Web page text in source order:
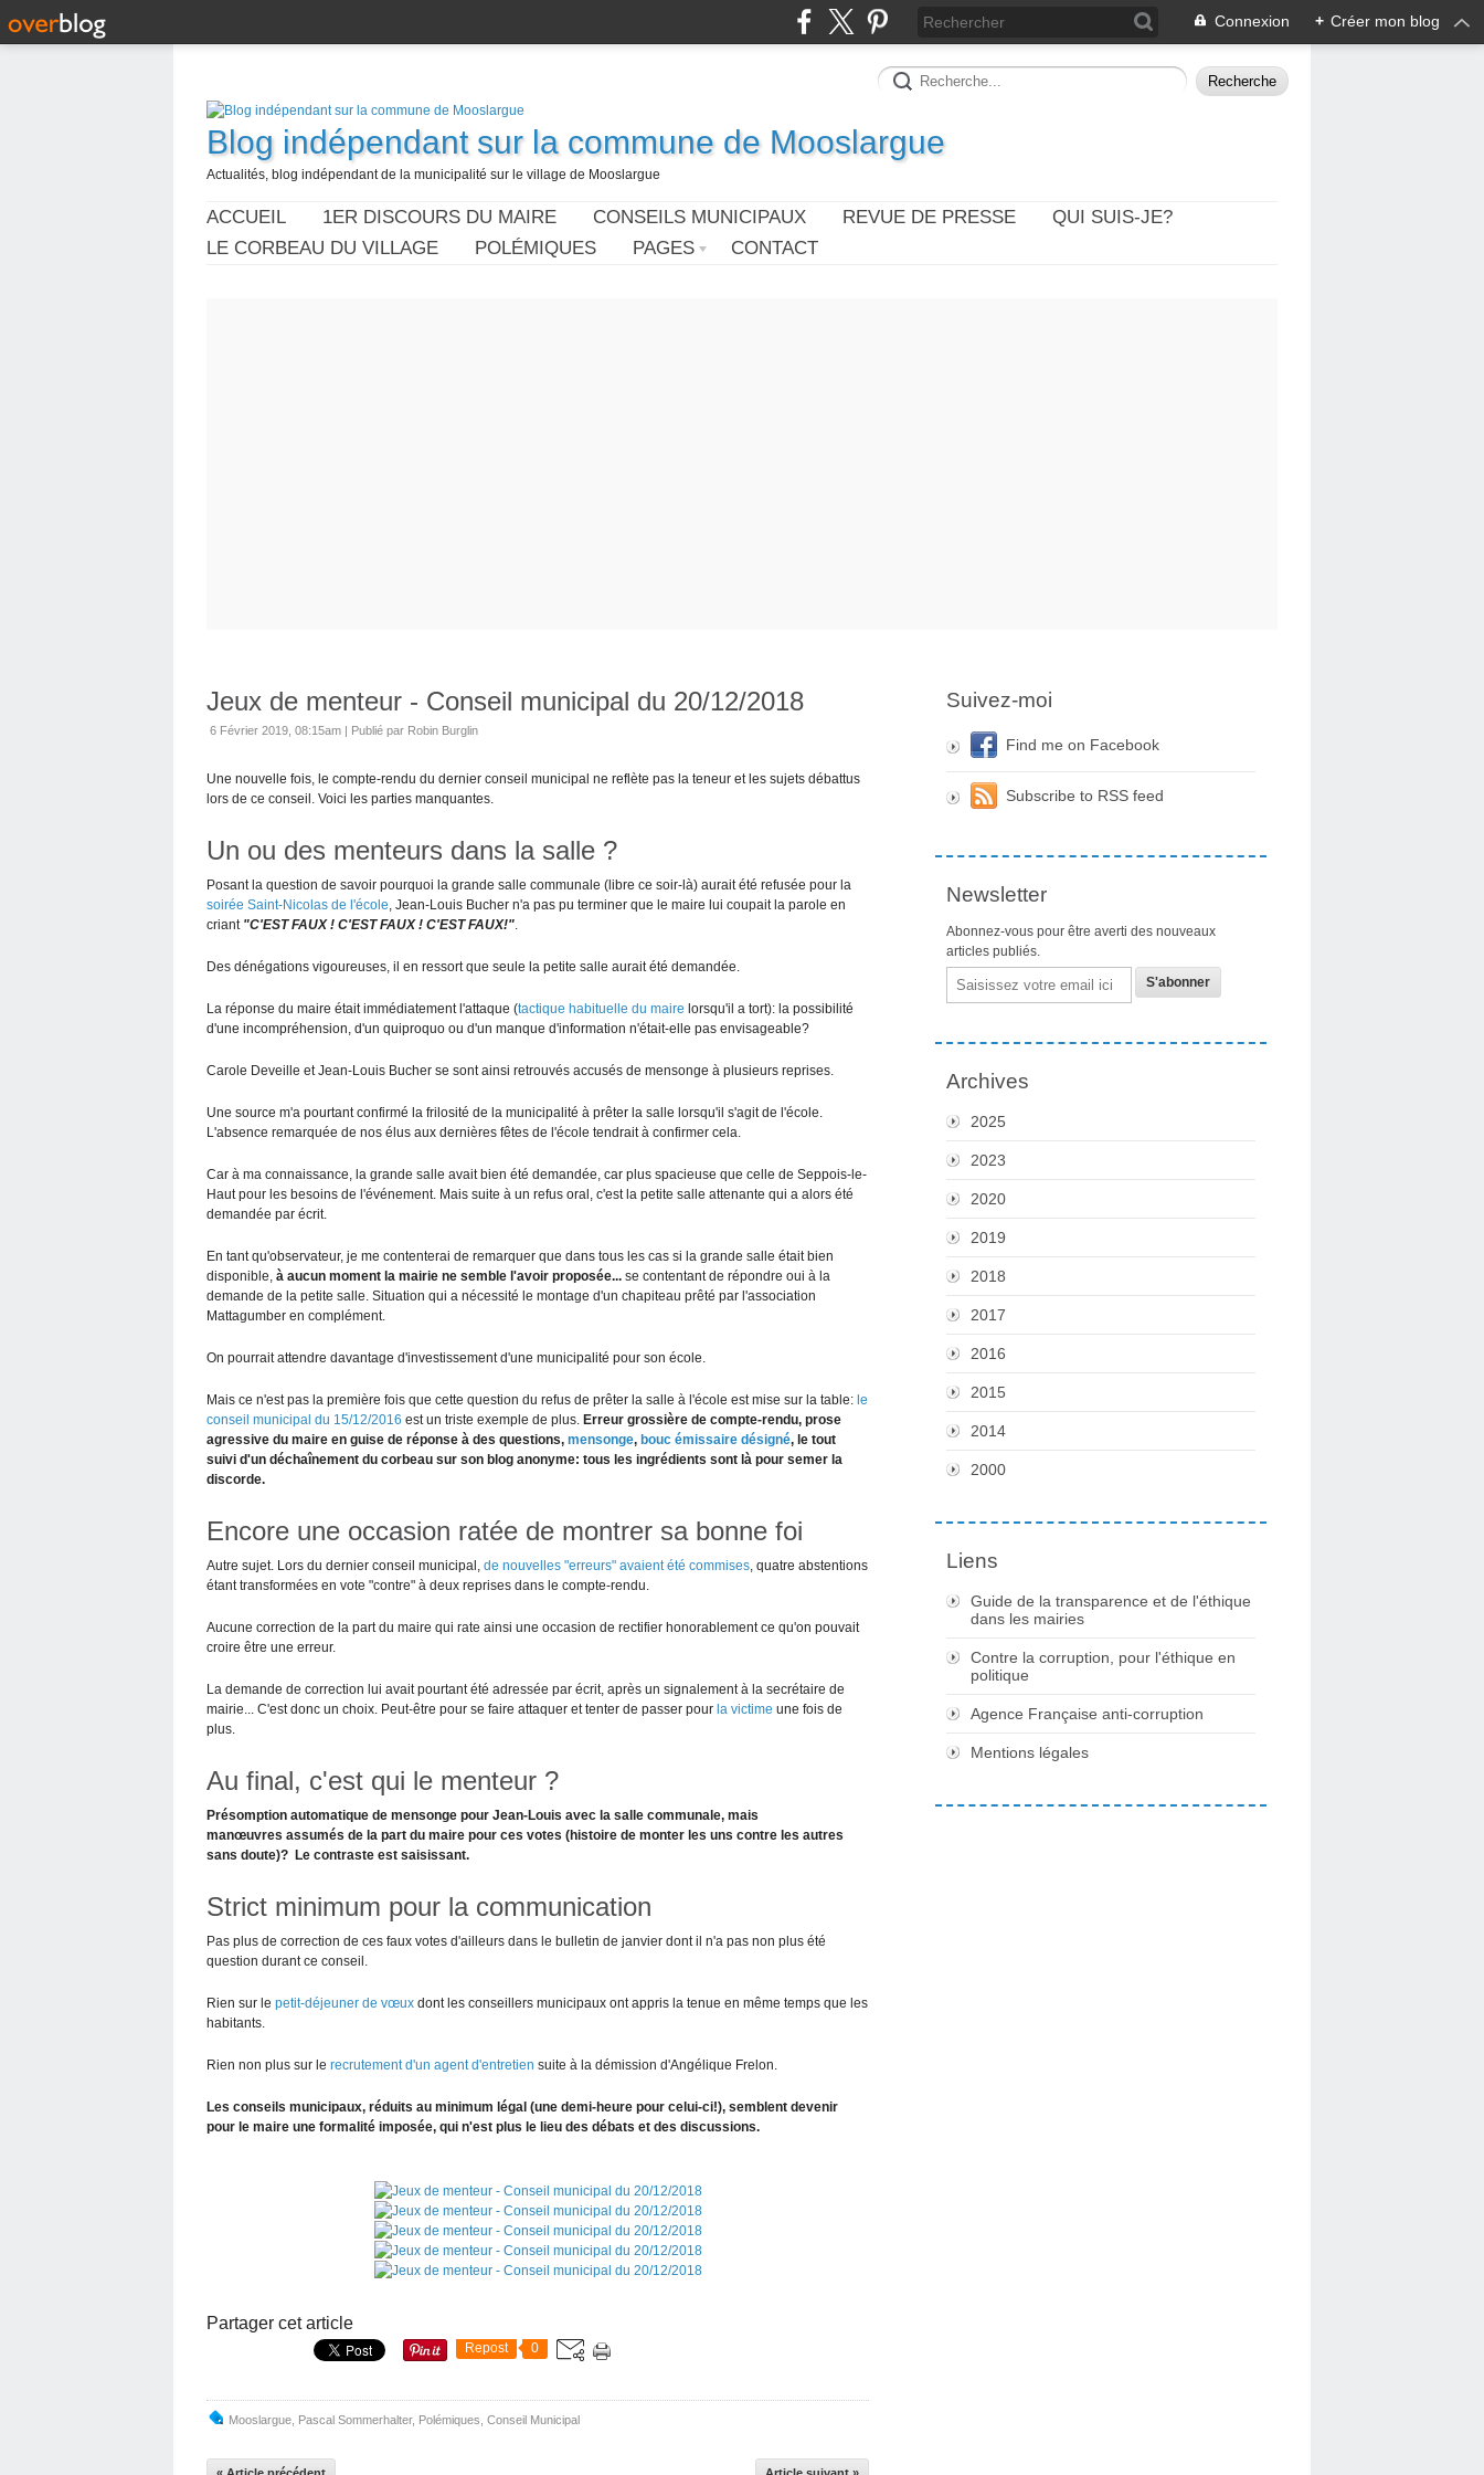
Connexion + Créer mon blog
Blog indépendant sur la commune de Mooslargue
Actualités, blog indépendant de la municipalité sur le village de Mooslargue
ACCUEIL 1ER DISCOURS DU MAIRE CONSEILS MUNICIPAUX REVUE DE PRESSE
QUI SUIS-JE?
LE CORBEAU DU VILLAGE
POLÉMIQUES PAGES CONTACT
Jeux de menteur - Conseil municipal du 20/12/2018
6 Février 2019, 08:15am | Publié par Robin Burglin
Une nouvelle fois, le compte-rendu du dernier conseil municipal ne reflète pas la teneur et les sujets débattus
lors de ce conseil. Voici les parties manquantes.
Un ou des menteurs dans la salle ?
Posant la question de savoir pourquoi la grande salle communale (libre ce soir-là) aurait été refusée pour la
soirée Saint-Nicolas de l'école, Jean-Louis Bucher n'a pas pu terminer que le maire lui coupait la parole en
criant "C'EST FAUX ! C'EST FAUX ! C'EST FAUX!".
Des dénégations vigoureuses, il en ressort que seule la petite salle aurait été demandée.
La réponse du maire était immédiatement l'attaque (tactique habituelle du maire lorsqu'il a tort): la possibilité
d'une incompréhension, d'un quiproquo ou d'un manque d'information n'était-elle pas envisageable?
Carole Deveille et Jean-Louis Bucher se sont ainsi retrouvés accusés de mensonge à plusieurs reprises.
Une source m'a pourtant confirmé la frilosité de la municipalité à prêter la salle lorsqu'il s'agit de l'école.
L'absence remarquée de nos élus aux dernières fêtes de l'école tendrait à confirmer cela.
Car à ma connaissance, la grande salle avait bien été demandée, car plus spacieuse que celle de Seppois-le-
Haut pour les besoins de l'événement. Mais suite à un refus oral, c'est la petite salle attenante qui a alors été
demandée par écrit.
En tant qu'observateur, je me contenterai de remarquer que dans tous les cas si la grande salle était bien
disponible, à aucun moment la mairie ne semble l'avoir proposée... se contentant de répondre oui à la
demande de la petite salle. Situation qui a nécessité le montage d'un chapiteau prêté par l'association
Mattagumber en complément.
On pourrait attendre davantage d'investissement d'une municipalité pour son école.
Mais ce n'est pas la première fois que cette question du refus de prêter la salle à l'école est mise sur la table: le
conseil municipal du 15/12/2016 est un triste exemple de plus. Erreur grossière de compte-rendu, prose
agressive du maire en guise de réponse à des questions, mensonge, bouc émissaire désigné, le tout
suivi d'un déchaînement du corbeau sur son blog anonyme: tous les ingrédients sont là pour semer la
discorde.
Encore une occasion ratée de montrer sa bonne foi
Autre sujet. Lors du dernier conseil municipal, de nouvelles "erreurs" avaient été commises, quatre abstentions
étant transformées en vote "contre" à deux reprises dans le compte-rendu.
Aucune correction de la part du maire qui rate ainsi une occasion de rectifier honorablement ce qu'on pouvait
croire être une erreur.
La demande de correction lui avait pourtant été adressée par écrit, après un signalement à la secrétaire de
mairie... C'est donc un choix. Peut-être pour se faire attaquer et tenter de passer pour la victime une fois de
plus.
Au final, c'est qui le menteur ?
Présomption automatique de mensonge pour Jean-Louis avec la salle communale, mais
manœuvres assumés de la part du maire pour ces votes (histoire de monter les uns contre les autres
sans doute)? Le contraste est saisissant.
Strict minimum pour la communication
Pas plus de correction de ces faux votes d'ailleurs dans le bulletin de janvier dont il n'a pas non plus été
question durant ce conseil.
Rien sur le petit-déjeuner de vœux dont les conseillers municipaux ont appris la tenue en même temps que les
habitants.
Rien non plus sur le recrutement d'un agent d'entretien suite à la démission d'Angélique Frelon.
Les conseils municipaux, réduits au minimum légal (une demi-heure pour celui-ci!), semblent devenir
pour le maire une formalité imposée, qui n'est plus le lieu des débats et des discussions.
Partager cet article
Repost 0
Mooslargue Pascal Sommerhalter, Polémiques Conseil Municipal
Suivez-moi
Find me on Facebook
Subscribe to RSS feed
Newsletter
Abonnez-vous pour être averti des nouveaux
articles publiés.
Email
Archives
2025
2023
2020
2019
2018
2017
2016
2015
2014
2000
Liens
Guide de la transparence et de l'éthique
dans les mairies
Contre la corruption, pour l'éthique en
politique
Agence Française anti-corruption
Mentions légales